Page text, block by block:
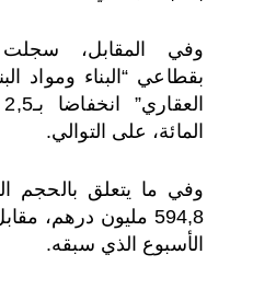
وفي المقابل، سجلت
بقطاعي “البناء ومواد
المائة، على التوالي.
وفي ما يتعلق بالحجم
الأسبوع الذي سبقه.